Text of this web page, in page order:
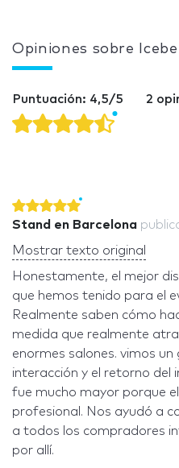
Opiniones sobre
Puntuación: 4,5/5 2
Stand en Barcelona
Mostrar texto original
Honestamente, el mejor
que hemos tenido para el
Realmente saben cómo
medida que realmente
enormes salones. vimos
interacción y el retorno del
fue mucho mayor porque
profesional. Nos ayudó a
a todos los compradores
por allí.